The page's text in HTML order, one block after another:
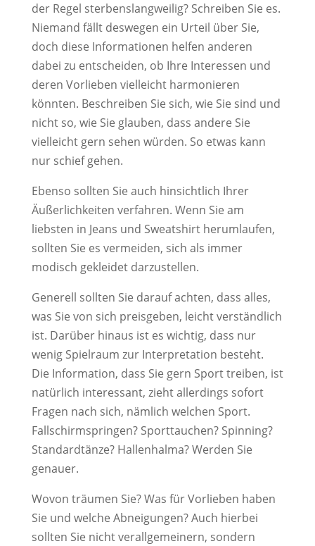
der Regel sterbenslangweilig? Schreiben Sie es.
Niemand fällt deswegen ein Urteil über Sie,
doch diese Informationen helfen anderen
dabei zu entscheiden, ob Ihre Interessen und
deren Vorlieben vielleicht harmonieren
könnten. Beschreiben Sie sich, wie Sie sind und
nicht so, wie Sie glauben, dass andere Sie
vielleicht gern sehen würden. So etwas kann
nur schief gehen.
Ebenso sollten Sie auch hinsichtlich Ihrer
Äußerlichkeiten verfahren. Wenn Sie am
liebsten in Jeans und Sweatshirt herumlaufen,
sollten Sie es vermeiden, sich als immer
modisch gekleidet darzustellen.
Generell sollten Sie darauf achten, dass alles,
was Sie von sich preisgeben, leicht verständlich
ist. Darüber hinaus ist es wichtig, dass nur
wenig Spielraum zur Interpretation besteht.
Die Information, dass Sie gern Sport treiben, ist
natürlich interessant, zieht allerdings sofort
Fragen nach sich, nämlich welchen Sport.
Fallschirmspringen? Sporttauchen? Spinning?
Standardtänze? Hallenhalma? Werden Sie
genauer.
Wovon träumen Sie? Was für Vorlieben haben
Sie und welche Abneigungen? Auch hierbei
sollten Sie nicht verallgemeinern, sondern